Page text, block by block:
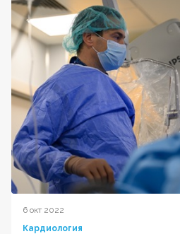
6 окт 2022
Кардиология